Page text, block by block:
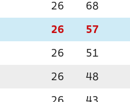
26 68
26 57
26 51
26 48